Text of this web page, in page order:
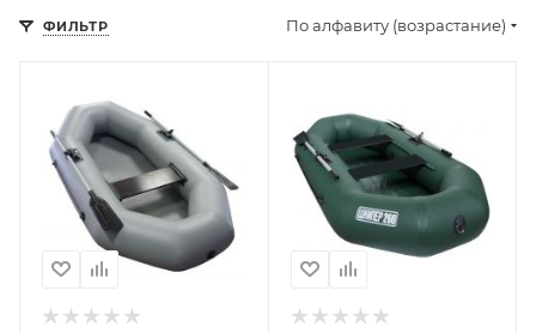
ФИЛЬТР По алфавиту (возрастание)